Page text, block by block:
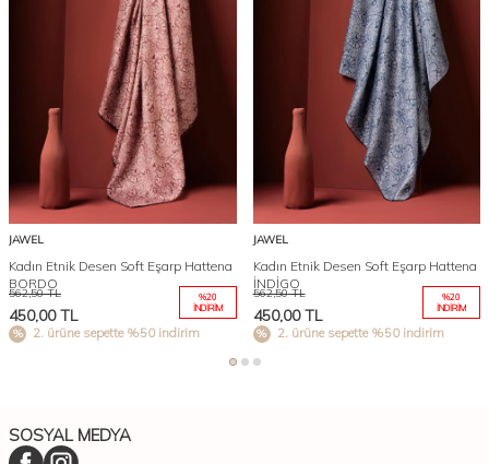
JAWEL
Kadın Etnik Desen Soft Eşarp Hattena
BORDO
562,50TL
450,00TL
%20
İNDIRIM
2. ürüne sepette %50 indirim
JAWEL
Kadın Etnik Desen Soft Eşarp Hattena
İNDİGO
562,50TL
450,00TL
%20
İNDIRIM
2. ürüne sepette %50 indirim
SOSYAL MEDYA